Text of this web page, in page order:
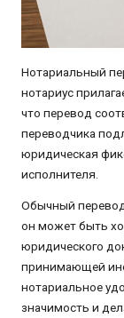
Нотариальный
нотариус
что перевод
переводчика
юридическая
исполнителя.
Обычный
он может быть
юридического
принимающей
нотариальное
значимость и